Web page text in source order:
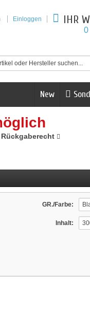
Einloggen IHR
0
New
Rückgaberecht
GR./Farbe:
Inhalt: